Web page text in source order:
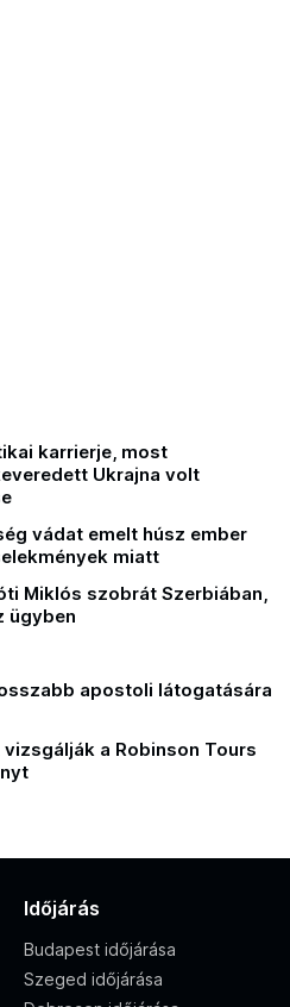
karrierje, most
Ukrajna volt
vádat emelt húsz ember
miatt
Miklós szobrát Szerbiában,
ügyben
apostoli látogatására
a Robinson Tours
Időjárás
Budapest időjárása
Szeged időjárása